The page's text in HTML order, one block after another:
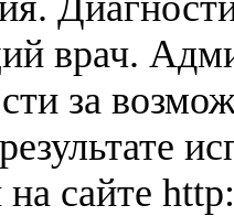
врач.
за
сайте